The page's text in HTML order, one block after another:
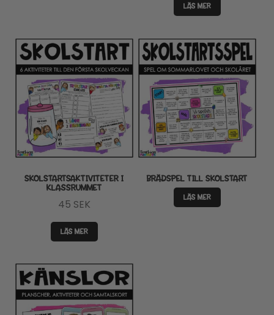
LÄS MER
SKOLSTARTSAKTIVITETER I
KLASSRUMMET
45 SEK
LÄS MER
BRÄDSPEL TILL SKOLSTART
LÄS MER